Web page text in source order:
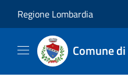
Regione Lombardia
Comune